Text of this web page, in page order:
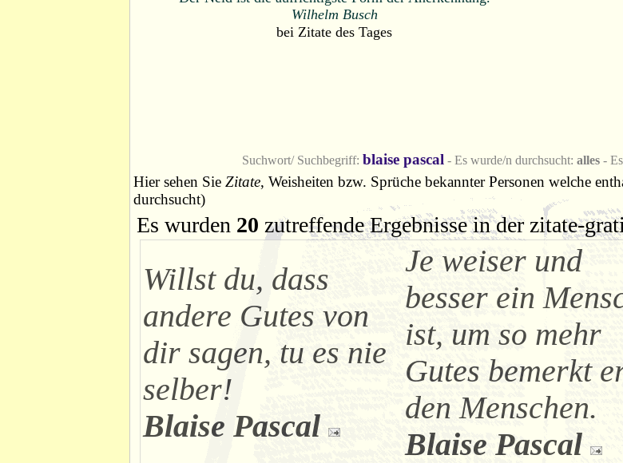
Wilhelm Busch
bei Zitate des Tages
Suchwort/ Suchbegriff: blaise pascal - Es wurde/n durchsucht: alles -
Hier sehen Sie Zitate, Weisheiten bzw. Sprüche bekannter Personen welche
durchsucht)
Es wurden 20 zutreffende Ergebnisse in der zitate-
Willst du, dass
andere Gutes von
dir sagen, tu es nie
selber!
Blaise Pascal
Je weiser und
besser ein
ist, um so mehr
Gutes bemerkt
den Menschen.
Blaise Pascal